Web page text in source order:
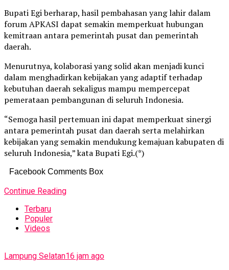
Bupati Egi berharap, hasil pembahasan yang lahir dalam
forum APKASI dapat semakin memperkuat hubungan
kemitraan antara pemerintah pusat dan pemerintah
daerah.
Menurutnya, kolaborasi yang solid akan menjadi kunci
dalam menghadirkan kebijakan yang adaptif terhadap
kebutuhan daerah sekaligus mampu mempercepat
pemerataan pembangunan di seluruh Indonesia.
“Semoga hasil pertemuan ini dapat memperkuat sinergi
antara pemerintah pusat dan daerah serta melahirkan
kebijakan yang semakin mendukung kemajuan kabupaten di
seluruh Indonesia,” kata Bupati Egi.(*)
Facebook Comments Box
Continue Reading
Terbaru
Populer
Videos
Lampung Selatan16 jam ago